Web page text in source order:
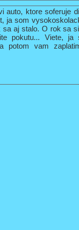
auto, ktore soferuje
ja som
aj stalo. O rok sa
pokutu... Viete,
vam